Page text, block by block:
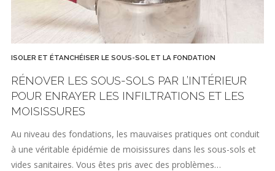
ISOLER ET ÉTANCHÉISER LE SOUS-SOL ET LA FONDATION
RÉNOVER LES SOUS-SOLS PAR L’INTÉRIEUR
POUR ENRAYER LES INFILTRATIONS ET LES
MOISISSURES
Au niveau des fondations, les mauvaises pratiques ont conduit
à une véritable épidémie de moisissures dans les sous-sols et
vides sanitaires. Vous êtes pris avec des problèmes…